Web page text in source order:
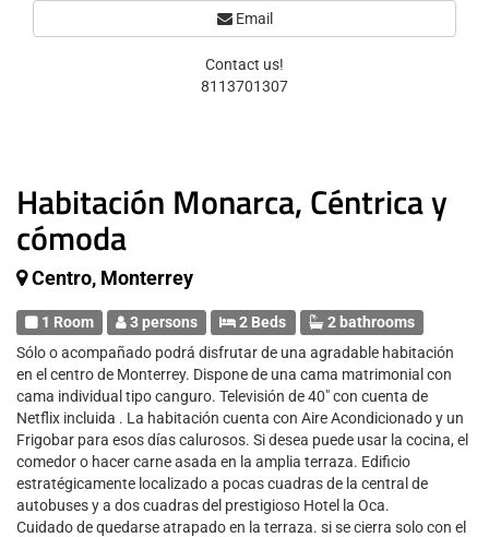
Habitación Monarca, Céntrica y
cómoda
Centro, Monterrey
1 Room 3 persons 2 Beds
2 bathrooms
Sólo o acompañado podrá disfrutar de una agradable habitación
en el centro de Monterrey. Dispone de una cama matrimonial con
cama individual tipo canguro. Televisión de 40" con cuenta de
Netflix incluida . La habitación cuenta con Aire Acondicionado y un
Frigobar para esos días calurosos. Si desea puede usar la cocina, el
comedor o hacer carne asada en la amplia terraza. Edificio
estratégicamente localizado a pocas cuadras de la central de
autobuses y a dos cuadras del prestigioso Hotel la Oca.
Cuidado de quedarse atrapado en la terraza. si se cierra solo con el
Email
Contact us!
8113701307